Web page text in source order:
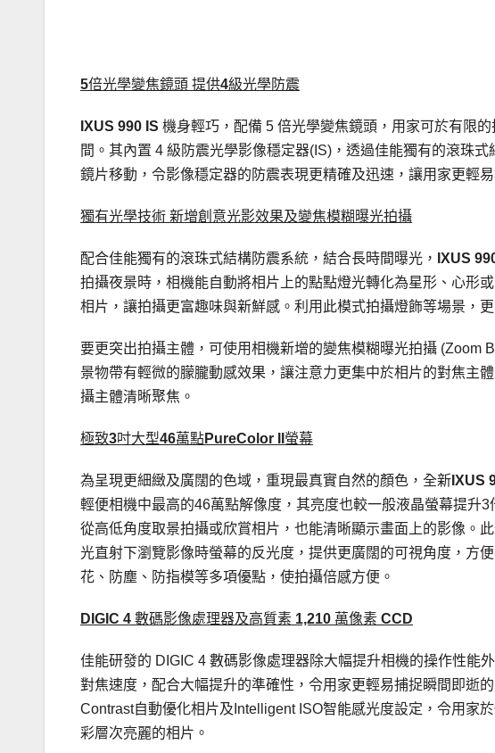
5倍光學變焦鏡頭 提供4級光學防震
IXUS 990 IS 機身輕巧，配備 5 倍光學變焦鏡頭，用家可於有限
間。其內置 4 級防震光學影像穩定器(IS)，透過佳能獨有的滾珠
鏡片移動，令影像穩定器的防震表現更精確及迅速，讓用家更輕
獨有光學技術 新增創意光影效果及變焦模糊曝光拍攝
配合佳能獨有的滾珠式結構防震系統，結合長時間曝光， IXUS
拍攝夜景時，相機能自動將相片上的點點燈光轉化為星形、心形
相片，讓拍攝更富趣味與新鮮感。利用此模式拍攝燈飾等場景，
要更突出拍攝主體，可使用相機新增的變焦模糊曝光拍攝 (Zoom
景物帶有輕微的朦朧動感效果，讓注意力更集中於相片的對焦主
攝主體清晰聚焦。
極致3吋大型46萬點PureColor II 螢幕
為呈現更細緻及廣闊的色域，重現最真實自然的顏色，全新 IXUS
輕便相機中最高的46萬點解像度，其亮度也較一般液晶螢幕提升
從高低角度取景拍攝或欣賞相片，也能清晰顯示畫面上的影像。
光直射下瀏覽影像時螢幕的反光度，提供更廣闊的可視角度，方
花、防塵、防指模等多項優點，使拍攝倍感方便。
DIGIC 4 數碼影像處理器及高質素 1,210 萬像素 CCD
佳能研發的 DIGIC 4 數碼影像處理器除大幅提升相機的操作性能
對焦速度，配合大幅提升的準確性，令用家更輕易捕捉瞬間即逝
Contrast自動優化相片及Intelligent ISO智能感光度設定，令用家
彩層次亮麗的相片。